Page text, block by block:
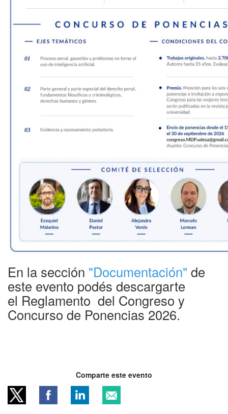
En la sección "Documentación" de
este evento podés descargarte
el Reglamento del Congreso y
Concurso de Ponencias 2026.
Comparte este evento